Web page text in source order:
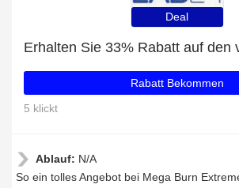
Deal
Rabatt Bekommen
5 klickt
Ablauf: N/A
So ein tolles Angebot bei Mega Burn